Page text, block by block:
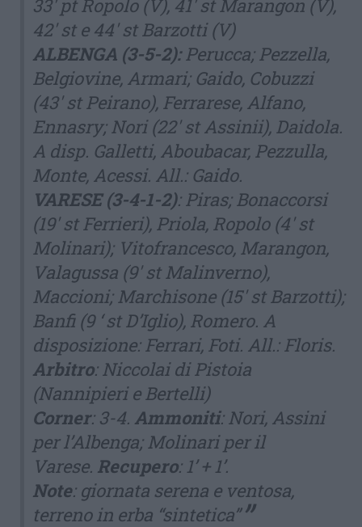
33′ pt Ropolo (V), 41′ st Marangon (V),
42′ st e 44′ st Barzotti (V)
ALBENGA (3-5-2):Perucca; Pezzella,
Belgiovine, Armari; Gaido, Cobuzzi
(43′ st Peirano), Ferrarese, Alfano,
Ennasry; Nori (22′ st Assinii), Daidola.
A disp. Galletti, Aboubacar, Pezzulla,
Monte, Acessi. All.: Gaido.
VARESE (3-4-1-2): Piras; Bonaccorsi
(19′ st Ferrieri), Priola, Ropolo (4′ st
Molinari); Vitofrancesco, Marangon,
Valagussa (9′ st Malinverno),
Maccioni; Marchisone (15′ st Barzotti);
Banfi (9 ‘ st D’Iglio), Romero. A
disposizione: Ferrari, Foti. All.: Floris.
Arbitro: Niccolai di Pistoia
(Nannipieri e Bertelli)
Corner: 3-4. Ammoniti: Nori, Assini
per l’Albenga; Molinari per il
Varese. Recupero: 1’ + 1’.
Note: giornata serena e ventosa,
terreno in erba “sintetica”